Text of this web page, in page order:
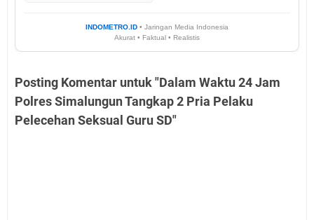
INDOMETRO.ID • Jaringan Media Indonesia
Akurat • Faktual • Realistis
Posting Komentar untuk "Dalam Waktu 24 Jam
Polres Simalungun Tangkap 2 Pria Pelaku
Pelecehan Seksual Guru SD"